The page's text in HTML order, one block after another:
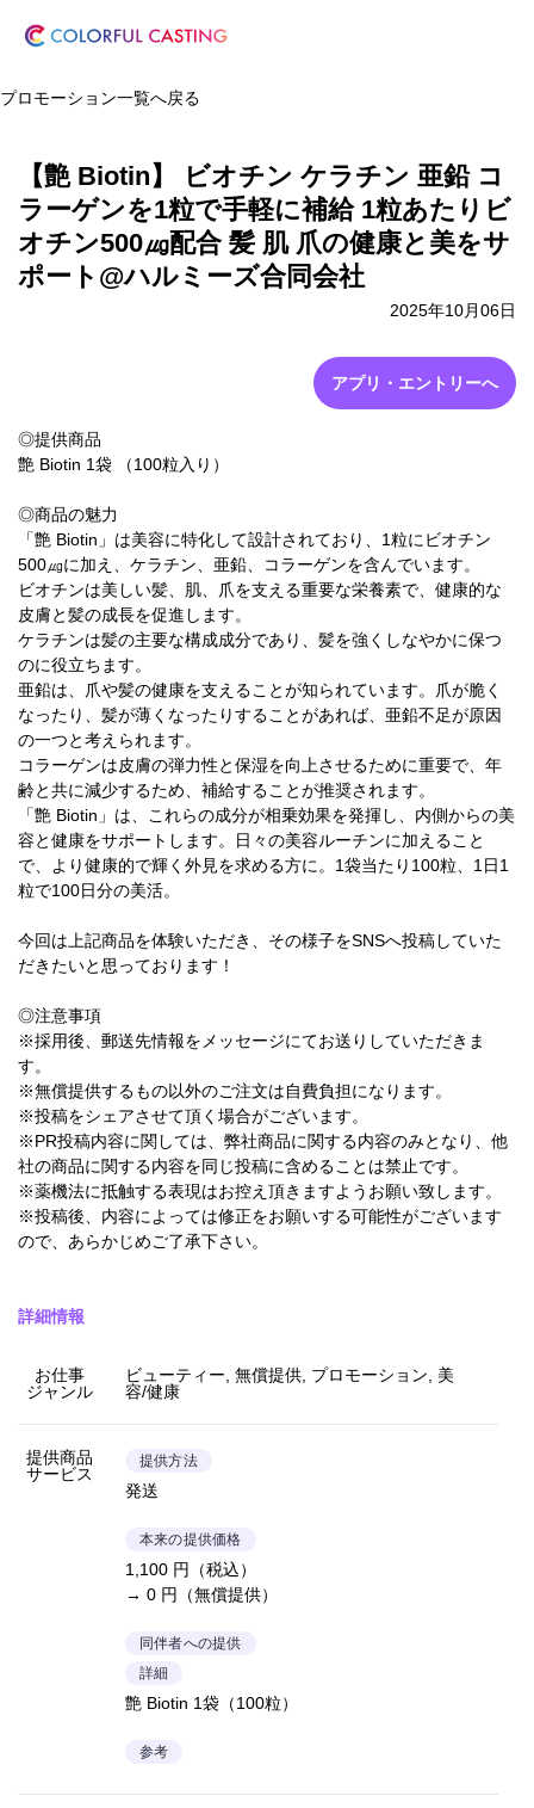
プロモーション一覧へ戻る
【艶 Biotin】 ビオチン ケラチン 亜鉛 コ
ラーゲンを1粒で手軽に補給 1粒あたりビ
オチン500㎍配合 髪 肌 爪の健康と美をサ
ポート@ハルミーズ合同会社
2025年10月06日
アプリ・エントリーへ
◎提供商品
艶 Biotin 1袋 （100粒入り）
◎商品の魅力
「艶 Biotin」は美容に特化して設計されており、1粒にビオチン
500㎍に加え、ケラチン、亜鉛、コラーゲンを含んでいます。
ビオチンは美しい髪、肌、爪を支える重要な栄養素で、健康的な
皮膚と髪の成長を促進します。
ケラチンは髪の主要な構成成分であり、髪を強くしなやかに保つ
のに役立ちます。
亜鉛は、爪や髪の健康を支えることが知られています。爪が脆く
なったり、髪が薄くなったりすることがあれば、亜鉛不足が原因
の一つと考えられます。
コラーゲンは皮膚の弾力性と保湿を向上させるために重要で、年
齢と共に減少するため、補給することが推奨されます。
「艶 Biotin」は、これらの成分が相乗効果を発揮し、内側からの美
容と健康をサポートします。日々の美容ルーチンに加えること
で、より健康的で輝く外見を求める方に。1袋当たり100粒、1日1
粒で100日分の美活。
今回は上記商品を体験いただき、その様子をSNSへ投稿していた
だきたいと思っております！
◎注意事項
※採用後、郵送先情報をメッセージにてお送りしていただきま
す。
※無償提供するもの以外のご注文は自費負担になります。
※投稿をシェアさせて頂く場合がございます。
※PR投稿内容に関しては、弊社商品に関する内容のみとなり、他
社の商品に関する内容を同じ投稿に含めることは禁止です。
※薬機法に抵触する表現はお控え頂きますようお願い致します。
※投稿後、内容によっては修正をお願いする可能性がございます
ので、あらかじめご了承下さい。
詳細情報
お仕事
ジャンル
ビューティー, 無償提供, プロモーション, 美
容/健康
提供商品
サービス
提供方法
発送
本来の提供価格
1,100 円（税込）
→ 0 円（無償提供）
同伴者への提供
詳細
艶 Biotin 1袋（100粒）
参考